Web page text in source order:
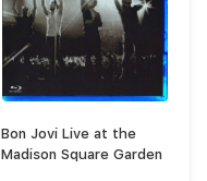
Bon Jovi Live at the
Madison Square Garden